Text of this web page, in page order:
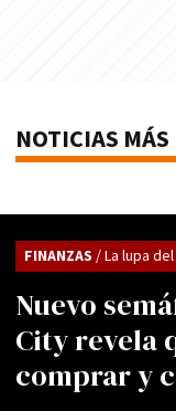
NOTICIAS
Nuevo
City revela
comprar y
FINANZAS / La lupa